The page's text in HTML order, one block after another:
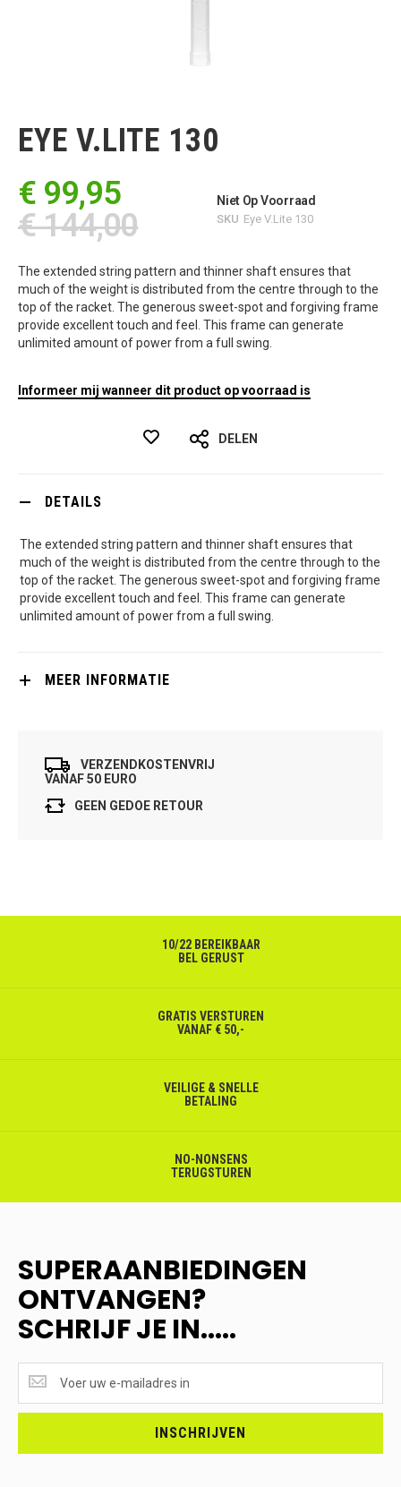
begin
van
afbeeldingen-
gallerij
EYE V.LITE 130
€ 99,95
€ 144,00
Niet Op Voorraad
SKU Eye V.Lite 130
The extended string pattern and thinner shaft ensures that
much of the weight is distributed from the centre through to the
top of the racket. The generous sweet-spot and forgiving frame
provide excellent touch and feel. This frame can generate
unlimited amount of power from a full swing.
Informeer mij wanneer dit product op voorraad is
DELEN
DETAILS
The extended string pattern and thinner shaft ensures that
much of the weight is distributed from the centre through to the
top of the racket. The generous sweet-spot and forgiving frame
provide excellent touch and feel. This frame can generate
unlimited amount of power from a full swing.
MEER INFORMATIE
VERZENDKOSTENVRIJ
VANAF 50 EURO
GEEN GEDOE RETOUR
10/22 BEREIKBAAR
BEL GERUST
GRATIS VERSTUREN
VANAF € 50,-
VEILIGE & SNELLE
BETALING
NO-NONSENS
TERUGSTUREN
SUPERAANBIEDINGEN
ONTVANGEN?
SCHRIJF JE IN.....
ONTVANGEN?
<br>SCHRIJF
INSCHRIJVEN